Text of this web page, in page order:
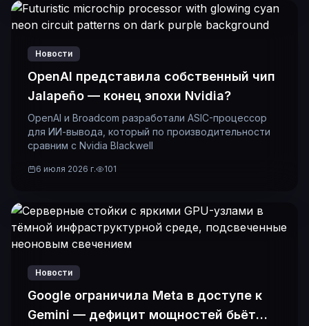
Новости
OpenAI представила собственный чип
Jalapeño — конец эпохи Nvidia?
OpenAI и Broadcom разработали ASIC-процессор
для ИИ-вывода, который по производительности
сравним с Nvidia Blackwell
6 июля 2026 г. 101
Новости
Google ограничила Meta в доступе к
Gemini — дефицит мощностей бьёт